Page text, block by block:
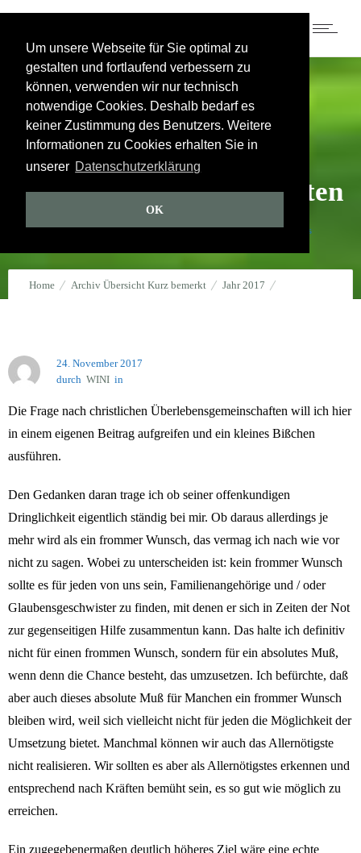
Um unsere Webseite für Sie optimal zu
gestalten und fortlaufend verbessern zu
können, verwenden wir nur technisch
notwendige Cookies. Deshalb bedarf es
keiner Zustimmung des Benutzers. Weitere
Informationen zu Cookies erhalten Sie in
unserer Datenschutzerklärung
OK
Jahr 2017
Christliche
Überlebensgemeinschaften
24. November 2017 durch WINI 0Kommentare 785 Views
Home Archiv Übersicht Kurz bemerkt Jahr 2017
24. November 2017
durch WINI in
Die Frage nach christlichen Überlebensgemeinschaften will ich hier
in einem eigenen Beitrag aufgreifen und ein kleines Bißchen
ausführen.
Den Gedanken daran trage ich ob seiner offenkundigen
Dringlichkeit eigentlich ständig bei mir. Ob daraus allerdings je
mehr wird als ein frommer Wunsch, das vermag ich nach wie vor
nicht zu sagen. Wobei zu unterscheiden ist: kein frommer Wunsch
sollte es für jeden von uns sein, Familienangehörige und / oder
Glaubensgeschwister zu finden, mit denen er sich in Zeiten der Not
zur gegenseitigen Hilfe zusammentun kann. Das halte ich definitiv
nicht für einen frommen Wunsch, sondern für ein absolutes Muß,
wenn denn die Chance besteht, das umzusetzen. Ich befürchte, daß
aber auch dieses absolute Muß für Manchen ein frommer Wunsch
bleiben wird, weil sich vielleicht nicht für jeden die Möglichkeit der
Umsetzung bietet. Manchmal können wir auch das Allernötigste
nicht realisieren. Wir sollten es aber als Allernötigstes erkennen und
entsprechend nach Kräften bemüht sein, es so gut wie möglich zu
erreichen.
Ein zugegebenermaßen deutlich höheres Ziel wäre eine echte